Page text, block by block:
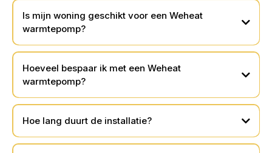
Is mijn woning geschikt voor een Weheat
warmtepomp?
Hoeveel bespaar ik met een Weheat
warmtepomp?
Hoe lang duurt de installatie?